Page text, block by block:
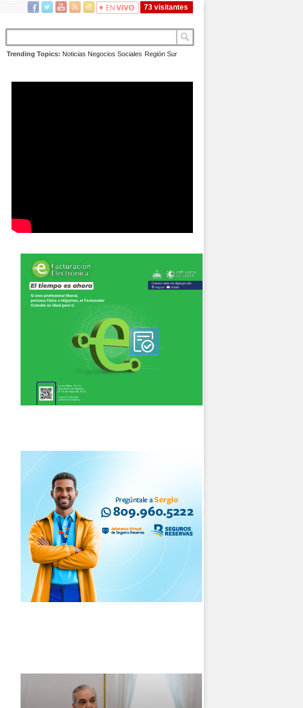
73 visitantes
Trending Topics: Noticias Negocios Sociales Región Sur